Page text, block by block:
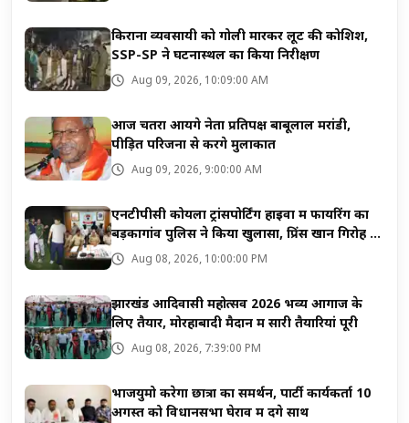
किराना व्यवसायी को गोली मारकर लूट की कोशिश,
SSP-SP ने घटनास्थल का किया निरीक्षण
Aug 09, 2026, 10:09:00 AM
आज चतरा आयेंगे नेता प्रतिपक्ष बाबूलाल मरांडी,
पीड़ित परिजनों से करेंगे मुलाकात
Aug 09, 2026, 9:00:00 AM
एनटीपीसी कोयला ट्रांसपोर्टिंग हाइवा में फायरिंग का
बड़कागांव पुलिस ने किया खुलासा, प्रिंस खान गिरोह का
नाम Aug 08, 2026, 10:00:00 PM
झारखंड आदिवासी महोत्सव 2026 भव्य आगाज के
लिए तैयार, मोरहाबादी मैदान में सारी तैयारियां पूरी
Aug 08, 2026, 7:39:00 PM
भाजयुमो करेगा छात्रों का समर्थन, पार्टी कार्यकर्ता 10
अगस्त को विधानसभा घेराव में देंगे साथ